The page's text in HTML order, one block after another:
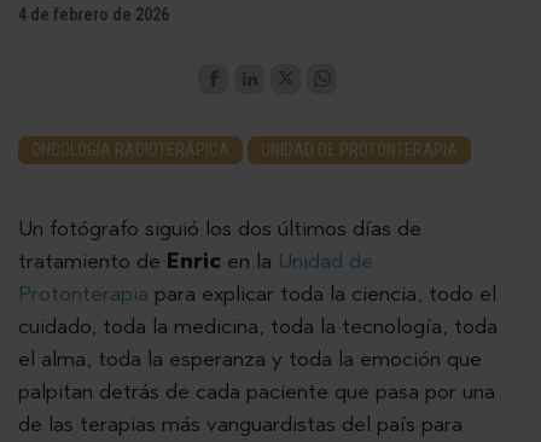
4 de febrero de 2026
ONCOLOGÍA RADIOTERÁPICA UNIDAD DE PROTONTERAPIA
Un fotógrafo siguió los dos últimos días de
tratamiento de Enric en la Unidad de
Protonterapia para explicar toda la ciencia, todo el
cuidado, toda la medicina, toda la tecnología, toda
el alma, toda la esperanza y toda la emoción que
palpitan detrás de cada paciente que pasa por una
de las terapias más vanguardistas del país para